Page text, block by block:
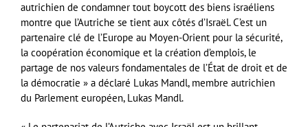
autrichien de condamner tout boycott des biens israéliens
montre que l’Autriche se tient aux côtés d’Israël. C’est un
partenaire clé de l’Europe au Moyen-Orient pour la sécurité,
la coopération économique et la création d’emplois, le
partage de nos valeurs fondamentales de l’État de droit et de
la démocratie » a déclaré Lukas Mandl, membre autrichien
du Parlement européen, Lukas Mandl.